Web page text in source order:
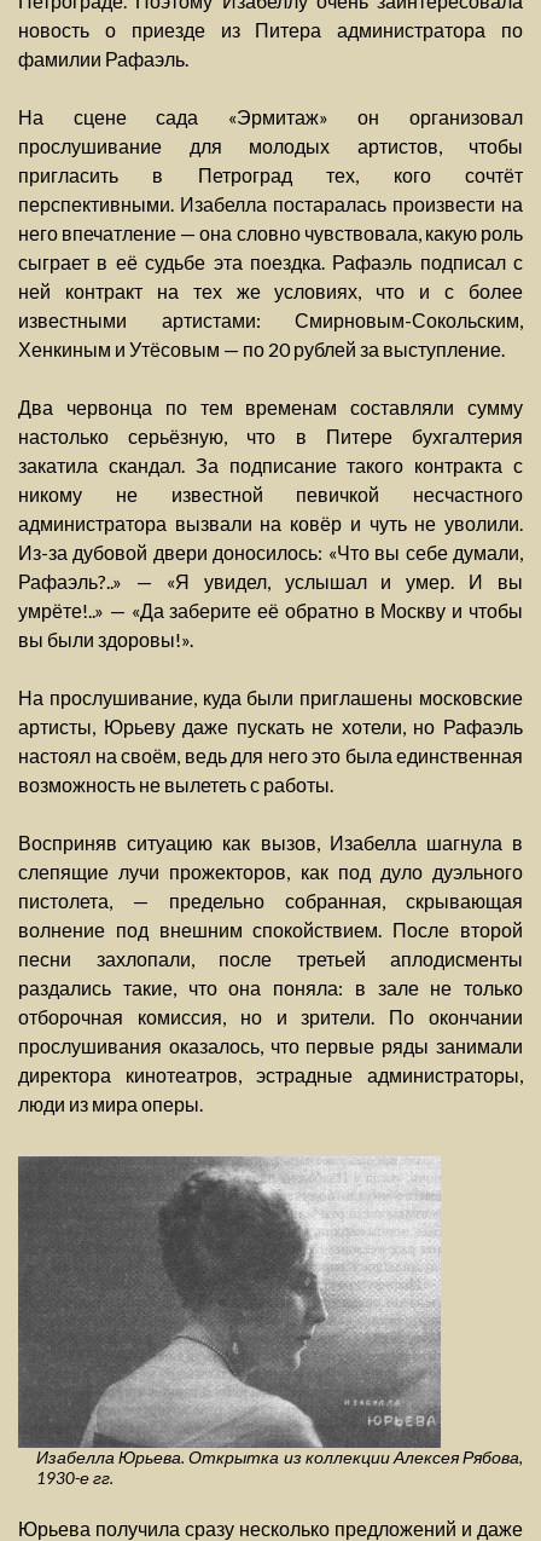
новость о приезде из Питера администратора по
фамилии Рафаэль.
На сцене сада «Эрмитаж» он организовал
прослушивание для молодых артистов, чтобы
пригласить в Петроград тех, кого сочтёт
перспективными. Изабелла постаралась произвести на
него впечатление — она словно чувствовала, какую роль
сыграет в её судьбе эта поездка. Рафаэль подписал с
ней контракт на тех же условиях, что и с более
известными артистами: Смирновым-Сокольским,
Хенкиным и Утёсовым — по 20 рублей за выступление.
Два червонца по тем временам составляли сумму
настолько серьёзную, что в Питере бухгалтерия
закатила скандал. За подписание такого контракта с
никому не известной певичкой несчастного
администратора вызвали на ковёр и чуть не уволили.
Из-за дубовой двери доносилось: «Что вы себе думали,
Рафаэль?..» — «Я увидел, услышал и умер. И вы
умрёте!..» — «Да заберите её обратно в Москву и чтобы
вы были здоровы!».
На прослушивание, куда были приглашены московские
артисты, Юрьеву даже пускать не хотели, но Рафаэль
настоял на своём, ведь для него это была единственная
возможность не вылететь с работы.
Восприняв ситуацию как вызов, Изабелла шагнула в
слепящие лучи прожекторов, как под дуло дуэльного
пистолета, — предельно собранная, скрывающая
волнение под внешним спокойствием. После второй
песни захлопали, после третьей аплодисменты
раздались такие, что она поняла: в зале не только
отборочная комиссия, но и зрители. По окончании
прослушивания оказалось, что первые ряды занимали
директора кинотеатров, эстрадные администраторы,
люди из мира оперы.
Изабелла Юрьева. Открытка из коллекции Алексея Рябова,
1930-е гг.
Юрьева получила сразу несколько предложений и даже